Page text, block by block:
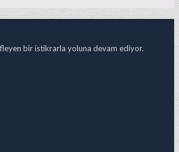
bir istikrarla yoluna devam ediyor.